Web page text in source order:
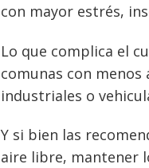
con mayor estrés,
Lo que complica el
comunas con menos
industriales o
Y si bien las
aire libre, mantener